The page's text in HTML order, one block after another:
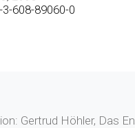
608-89060-0
Gertrud Höhler, Das